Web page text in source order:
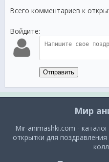
Всего комментариев к
Войдите:
Отправить
Мир
Mir-animashki.com -
открытки для